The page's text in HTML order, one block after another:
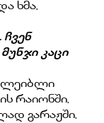
ხმა,
კაცი
ლეიბლი
რაიონში,
გარაჟში,